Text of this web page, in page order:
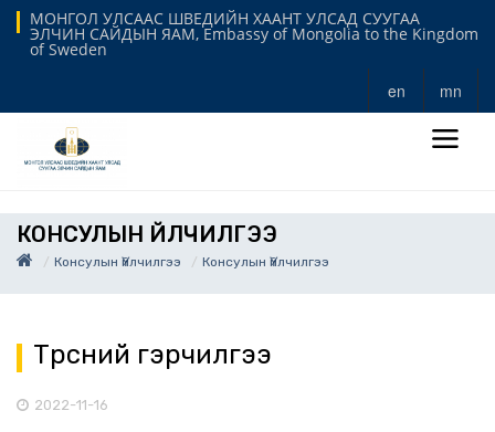
МОНГОЛ УЛСААС ШВЕДИЙН ХААНТ УЛСАД СУУГАА
ЭЛЧИН САЙДЫН ЯАМ, Embassy of Mongolia to the Kingdom
of Sweden
en mn
КОНСУЛЫН ҮЙЛЧИЛГЭЭ
Консулын Үйлчилгээ Консулын Үйлчилгээ
Төрсний гэрчилгээ
2022-11-16